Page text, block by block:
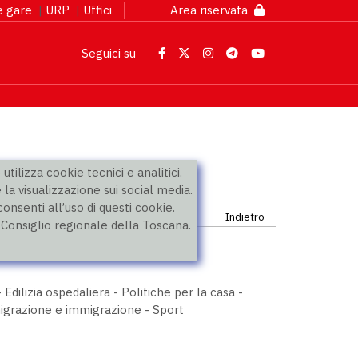
cookie tecnici e analitici.
visualizzazione sui social media.
all’uso di questi cookie.
regionale della Toscana.
gare | URP | Uffici Area riservata
Seguici su
Indietro
ospedaliera - Politiche per la casa -
e immigrazione - Sport